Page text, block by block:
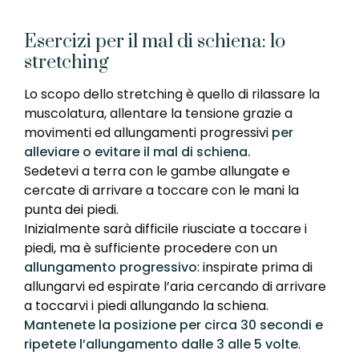
Esercizi per il mal di schiena: lo
stretching
Lo scopo dello stretching è quello di rilassare la
muscolatura, allentare la tensione grazie a
movimenti ed allungamenti progressivi per
alleviare o evitare il mal di schiena.
Sedetevi a terra con le gambe allungate e
cercate di arrivare a toccare con le mani la
punta dei piedi.
Inizialmente sarà difficile riusciate a toccare i
piedi, ma è sufficiente procedere con un
allungamento progressivo: inspirate prima di
allungarvi ed espirate l’aria cercando di arrivare
a toccarvi i piedi allungando la schiena.
Mantenete la posizione per circa 30 secondi e
ripetete l’allungamento dalle 3 alle 5 volte.